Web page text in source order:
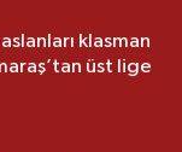
klasman
üst lige